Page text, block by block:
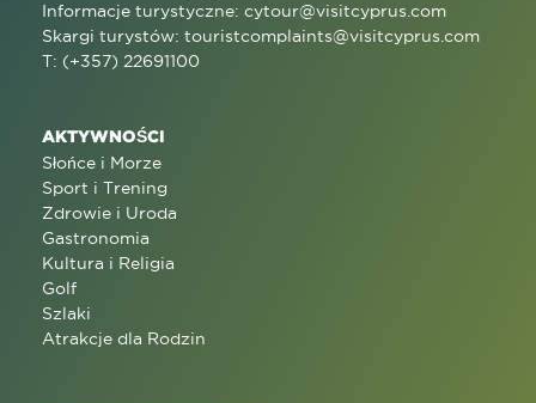
Informacje turystyczne: cytour@visitcyprus.com
Skargi turystów: touristcomplaints@visitcyprus.com
T: (+357) 22691100
AKTYWNOŚCI
Słońce i Morze
Sport i Trening
Zdrowie i Uroda
Gastronomia
Kultura i Religia
Golf
Szlaki
Atrakcje dla Rodzin